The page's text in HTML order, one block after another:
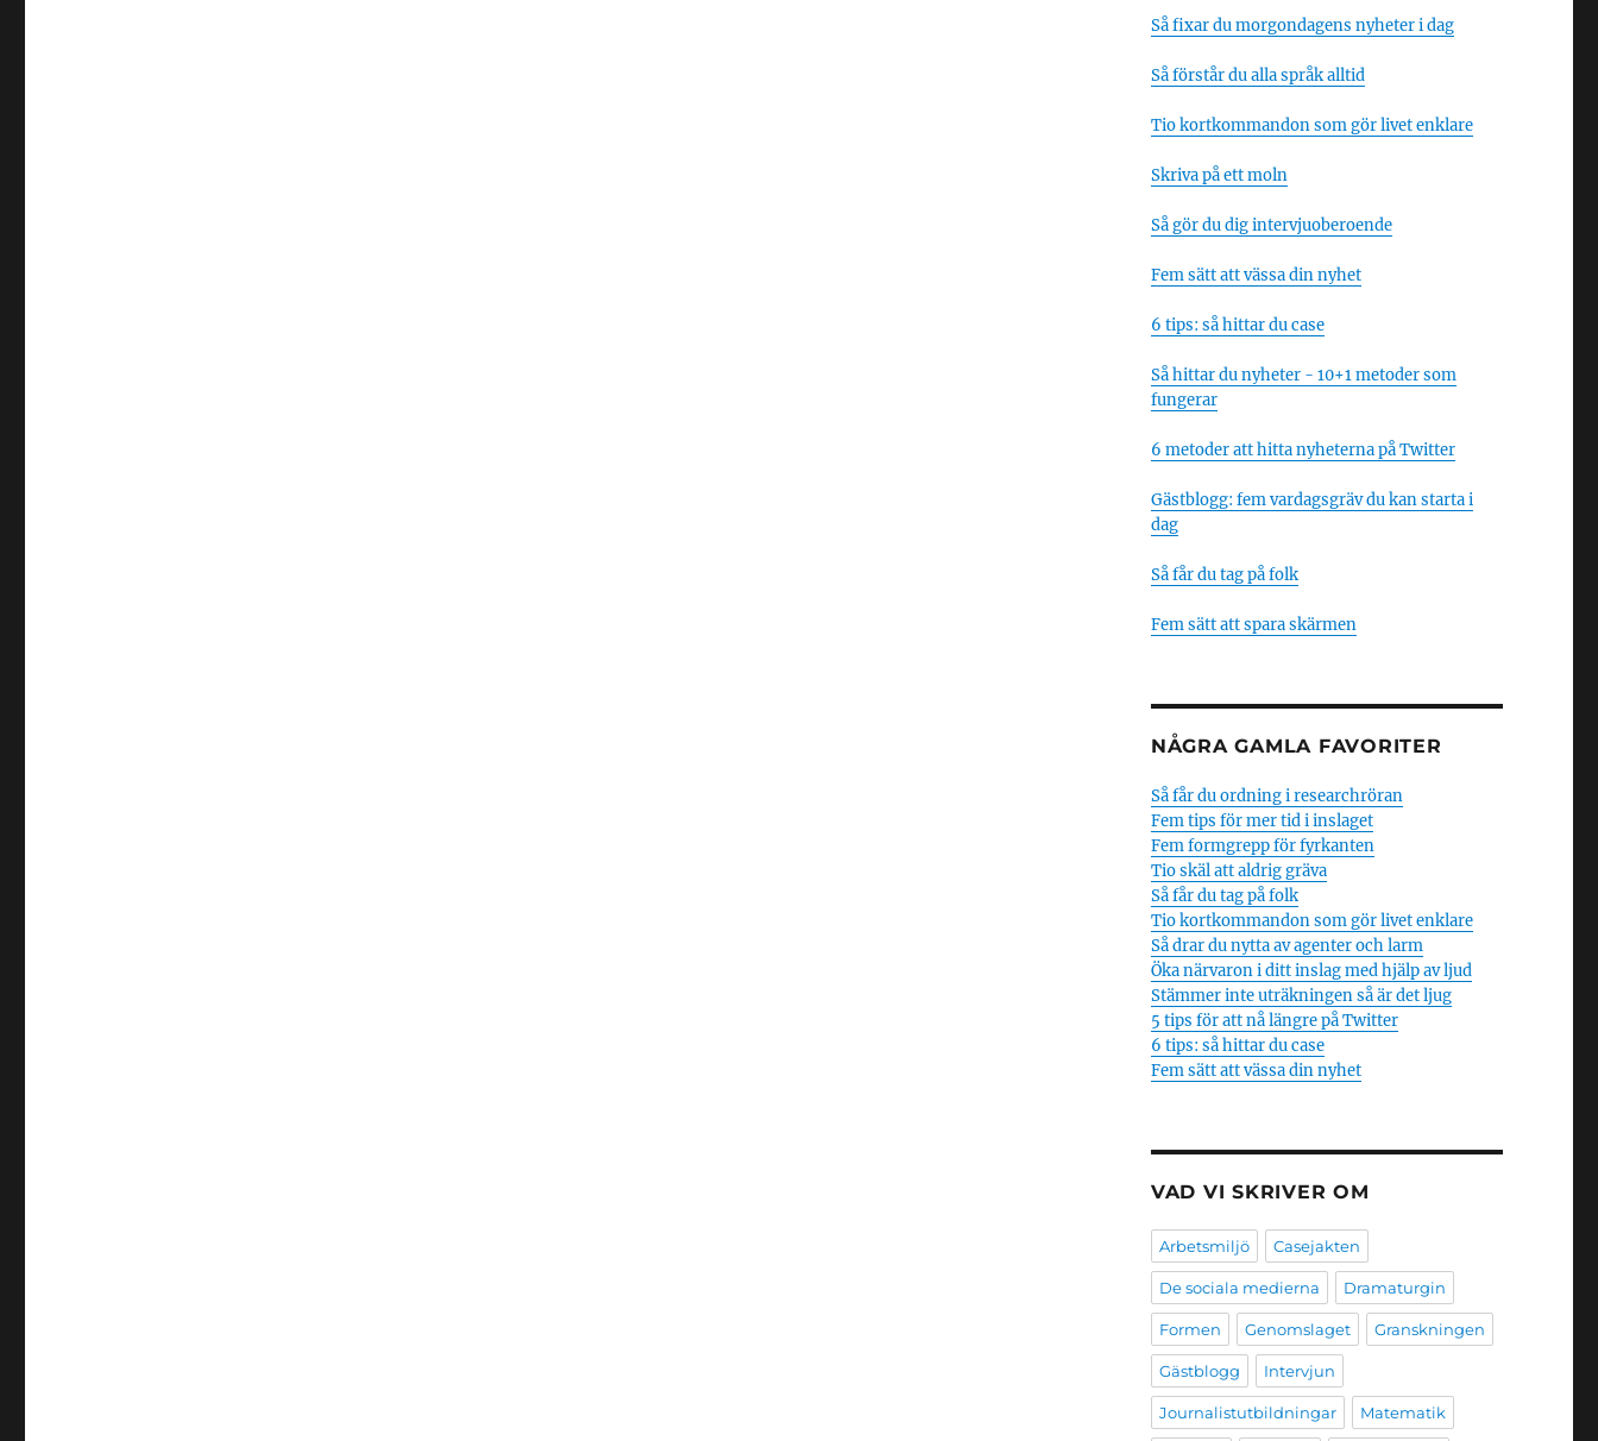
Så fixar du morgondagens nyheter i dag
Så förstår du alla språk alltid
Tio kortkommandon som gör livet enklare
Skriva på ett moln
Så gör du dig intervjuoberoende
Fem sätt att vässa din nyhet
6 tips: så hittar du case
Så hittar du nyheter - 10+1 metoder som
fungerar
6 metoder att hitta nyheterna på Twitter
Gästblogg: fem vardagsgräv du kan starta i
dag
Så får du tag på folk
Fem sätt att spara skärmen
NÅGRA GAMLA FAVORITER
Så får du ordning i researchröran
Fem tips för mer tid i inslaget
Fem formgrepp för fyrkanten
Tio skäl att aldrig gräva
Så får du tag på folk
Tio kortkommandon som gör livet enklare
Så drar du nytta av agenter och larm
Öka närvaron i ditt inslag med hjälp av ljud
Stämmer inte uträkningen så är det ljug
5 tips för att nå längre på Twitter
6 tips: så hittar du case
Fem sätt att vässa din nyhet
VAD VI SKRIVER OM
Arbetsmiljö Casejakten
De sociala medierna Dramaturgin
Formen Genomslaget Granskningen
Gästblogg Intervjun
Journalistutbildningar Matematik